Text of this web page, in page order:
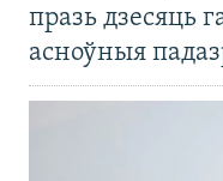
празь дзесяць
асноўныя